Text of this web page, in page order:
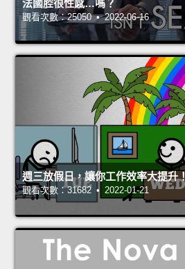
法國腔很性感…嗎？
觀看次數：25050 • 2022-06-16
週三放假日，讓你工作效率大提升！
觀看次數：31682 • 2022-01-21